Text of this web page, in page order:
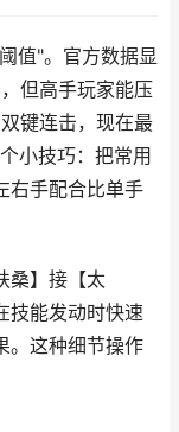
值"。官方数据显
但高手玩家能压
键连击，现在最
小技巧：把常用
右手配合比单手
桑】接【太
技能发动时快速
。这种细节操作